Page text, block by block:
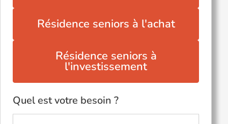
Résidence seniors à l'achat
Résidence seniors à
l'investissement
Quel est votre besoin ?